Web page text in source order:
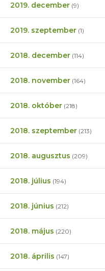
2019. december (9)
2019. szeptember (1)
2018. december (114)
2018. november (164)
2018. október (218)
2018. szeptember (213)
2018. augusztus (209)
2018. július (194)
2018. június (212)
2018. május (220)
2018. április (147)